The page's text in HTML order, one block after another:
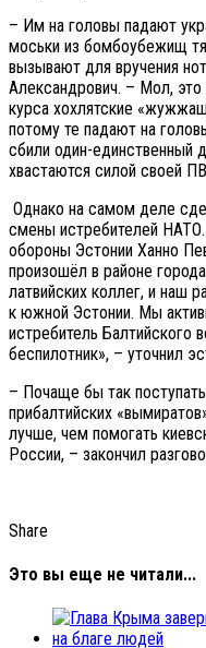
– Им на головы падают
моськи из бомбоубежищ
вызывают для вручения
Александрович. – Мол,
курса хохлятские
потому те падают на
сбили один-единственный
хвастаются силой своей
Однако на самом деле
смены истребителей
обороны Эстонии Ханно
произошёл в районе
латвийских коллег, и наш
к южной Эстонии. Мы
истребитель Балтийского
беспилотник», – уточнил
– Почаще бы так
прибалтийских
лучше, чем помогать
России, – закончил
Share
Это вы еще не читали...